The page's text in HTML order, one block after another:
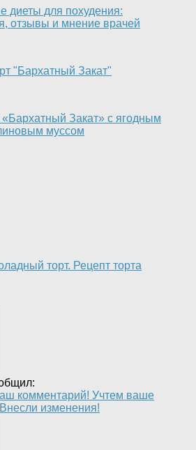
диеты для похудения:
отзывы и мнение врачей
Закат» с ягодным
муссом
торт. Рецепт торта
комментарий! Учтем ваше
изменения!